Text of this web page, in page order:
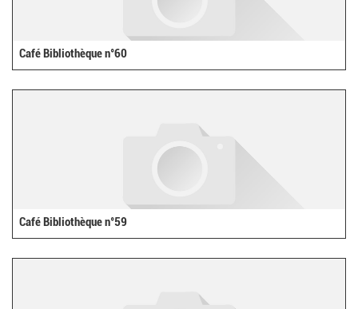
Café Bibliothèque n°60
Café Bibliothèque n°59